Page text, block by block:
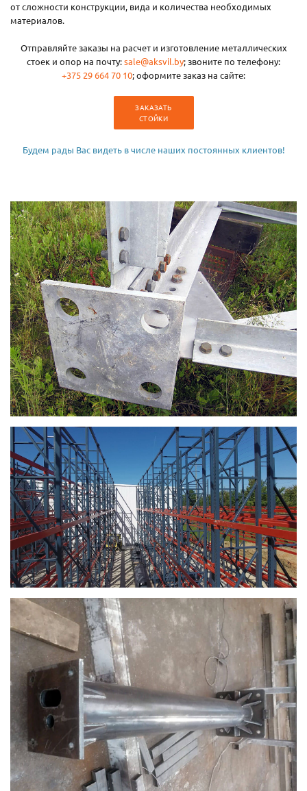
от сложности конструкции, вида и количества необходимых
материалов.
Отправляйте заказы на расчет и изготовление металлических
стоек и опор на почту:sale@aksvil.by; звоните по телефону:
+375 29 664 70 10; оформите заказ на сайте:
ЗАКАЗАТЬ
СТОЙКИ
Будем рады Вас видеть в числе наших постоянных клиентов!